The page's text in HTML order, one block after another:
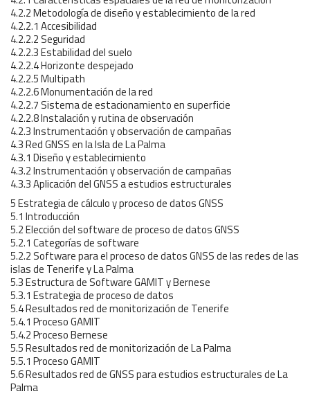
4.2.2 Metodología de diseño y establecimiento de la red
4.2.2.1 Accesibilidad
4.2.2.2 Seguridad
4.2.2.3 Estabilidad del suelo
4.2.2.4 Horizonte despejado
4.2.2.5 Multipath
4.2.2.6 Monumentación de la red
4.2.2.7 Sistema de estacionamiento en superficie
4.2.2.8 Instalación y rutina de observación
4.2.3 Instrumentación y observación de campañas
4.3 Red GNSS en la Isla de La Palma
4.3.1 Diseño y establecimiento
4.3.2 Instrumentación y observación de campañas
4.3.3 Aplicación del GNSS a estudios estructurales
5 Estrategia de cálculo y proceso de datos GNSS
5.1 Introducción
5.2 Elección del software de proceso de datos GNSS
5.2.1 Categorías de software
5.2.2 Software para el proceso de datos GNSS de las redes de las
islas de Tenerife y La Palma
5.3 Estructura de Software GAMIT y Bernese
5.3.1 Estrategia de proceso de datos
5.4 Resultados red de monitorización de Tenerife
5.4.1 Proceso GAMIT
5.4.2 Proceso Bernese
5.5 Resultados red de monitorización de La Palma
5.5.1 Proceso GAMIT
5.6 Resultados red de GNSS para estudios estructurales de La
Palma